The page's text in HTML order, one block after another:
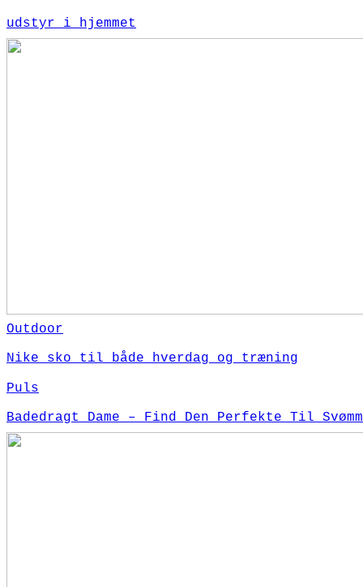
udstyr i hjemmet
Outdoor
Nike sko til både hverdag og træning
Puls
Badedragt Dame – Find Den Perfekte Til